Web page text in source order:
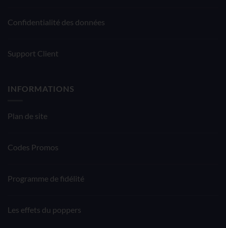
Confidentialité des données
Support Client
INFORMATIONS
Plan de site
Codes Promos
Programme de fidélité
Les effets du poppers